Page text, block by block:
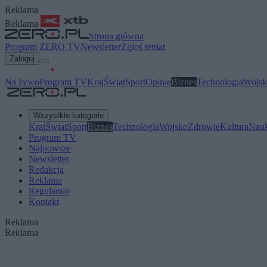
Reklama
Reklama
Strona główna
Program ZERO TVNewsletterZgłoś temat
Zaloguj
Na żywoProgram TVKrajŚwiatSportOpinieBiznesTechnologia
Wszystkie kategorie
KrajŚwiatSportBiznesTechnologiaWojskoZdrowieKultura
Program TV
Najnowsze
Newsletter
Redakcja
Reklama
Regulamin
Kontakt
Reklama
Reklama